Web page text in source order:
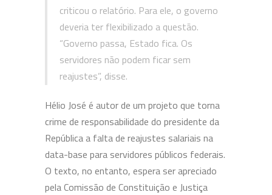
criticou o relatório. Para ele, o governo
deveria ter flexibilizado a questão.
“Governo passa, Estado fica. Os
servidores não podem ficar sem
reajustes”, disse.
Hélio José é autor de um projeto que torna
crime de responsabilidade do presidente da
República a falta de reajustes salariais na
data-base para servidores públicos federais.
O texto, no entanto, espera ser apreciado
pela Comissão de Constituição e Justiça